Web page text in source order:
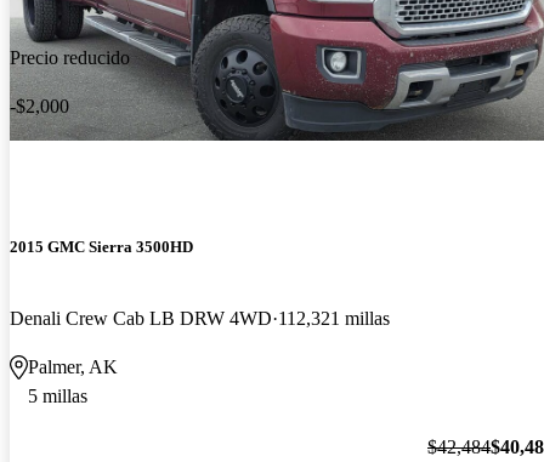
Precio reducido
-$2,000
2015 GMC Sierra 3500HD
Denali Crew Cab LB DRW 4WD 112,321 millas
Palmer, AK
5 millas
$42,484